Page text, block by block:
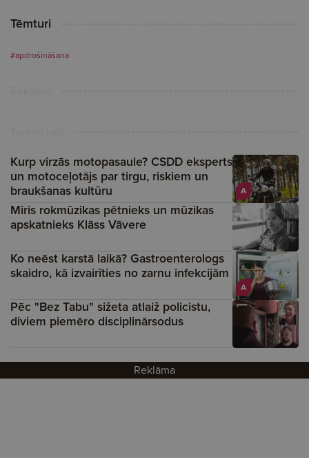
Tēmturi
#apdrošināšana
A
Kurp virzās motopasaule? CSDD eksperts
un motoceļotājs par tirgu, riskiem un
braukšanas kultūru
Miris rokmūzikas pētnieks un mūzikas
apskatnieks Klāss Vāvere
A
Ko neēst karstā laikā? Gastroenterologs
skaidro, kā izvairīties no zarnu infekcijām
Pēc "Bez Tabu" sižeta atlaiž policistu,
diviem piemēro disciplinārsodus
Reklāma